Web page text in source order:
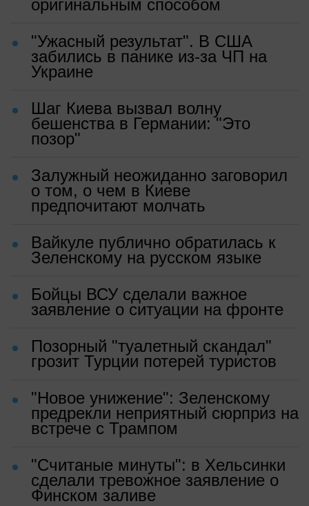
оригинальным способом
"Ужасный результат". В США
забились в панике из-за ЧП на
Украине
Шаг Киева вызвал волну
бешенства в Германии: "Это
позор"
Залужный неожиданно заговорил
о том, о чем в Киеве
предпочитают молчать
Вайкуле публично обратилась к
Зеленскому на русском языке
Бойцы ВСУ сделали важное
заявление о ситуации на фронте
Позорный "туалетный скандал"
грозит Турции потерей туристов
"Новое унижение": Зеленскому
предрекли неприятный сюрприз на
встрече с Трампом
"Считаные минуты": в Хельсинки
сделали тревожное заявление о
Финском заливе